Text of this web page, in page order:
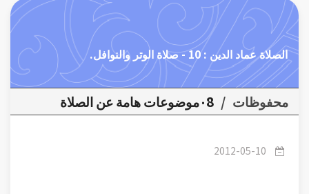
الصلاة عماد الدين : 10 - صلاة الوتر والنوافل.
محفوظات / ٠8موضوعات هامة عن الصلاة
2012-05-10